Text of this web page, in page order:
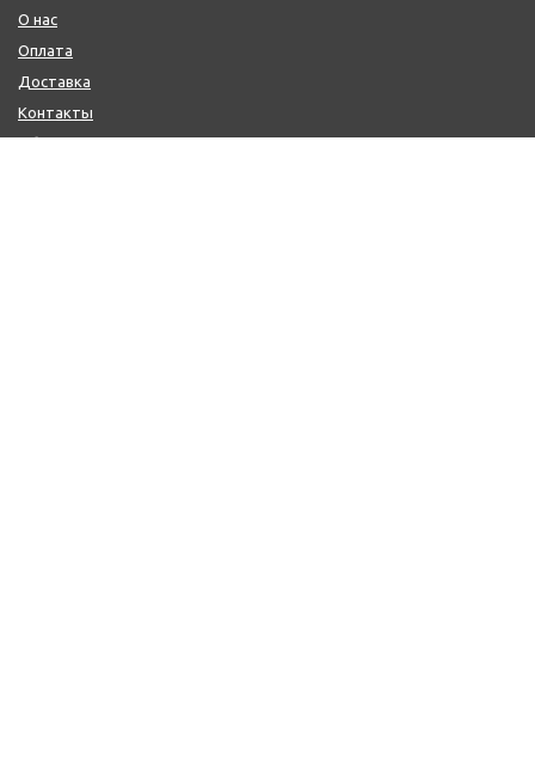
О нас
Оплата
Доставка
Контакты
Обмен и возврат